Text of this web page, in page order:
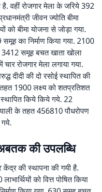
है. वहीं रोजगार मेला के जरिये 392
जीवन ज्योति बीमा
बीमा योजना से जोड़ा गया.
का निर्माण किया गया. 2100
समूह बचत खाता खोला
रोजगार मेला लगाया गया.
दीदी की दो रसोई स्थापित की
1900 लक्ष्य को शतप्रतिशत
स्थापित किये किये गये. 22
के तहत 456810 पौधरोपण
की उपलब्धि
केंद्र की स्थापना की गयी है.
को वित्त पोषित किया